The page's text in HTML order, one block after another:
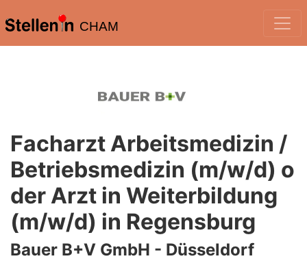
CHAM
Facharzt Arbeitsmedizin /
Betriebsmedizin (m/w/d) o
der Arzt in Weiterbildung
(m/w/d) in Regensburg
Bauer B+V GmbH - Düsseldorf